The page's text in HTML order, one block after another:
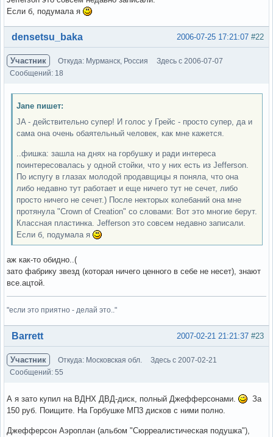
Если б, подумала я
Вне форума #22
2006-07-25 17:21:07
densetsu_baka
Участник Откуда: Мурманск, Россия
Здесь с 2006-07-07
Сообщений: 18
Jane пишет:
JA - действительно супер! И голос у Грейс - просто супер, да и
сама она очень обаятельный человек, как мне кажется.
..фишка: зашла на днях на горбушку и ради интереса
поинтересовалась у одной стойки, что у них есть из Jefferson.
По испугу в глазах молодой продавщицы я поняла, что она
либо недавно тут работает и еще ничего тут не сечет, либо
просто ничего не сечет.) После некторых колебаний она мне
протянула "Crown of Creation" со словами: Вот это многие берут.
Классная пластинка. Jefferson это совсем недавно записали.
Если б, подумала я
аж как-то обидно..(
зато фабрику звезд (которая ничего ценного в себе не несет), знают
все.ацтой.
"если это приятно - делай это.."
Вне форума #23
2007-02-21 21:21:37
Barrett
Участник Откуда: Московская обл.
Здесь с 2007-02-21
Сообщений: 55
А я зато купил на ВДНХ ДВД-диск, полный Джефферсонами.
За
150 руб. Поищите. На Горбушке МП3 дисков с ними полно.
Джефферсон Аэроплан (альбом "Сюрреалистическая подушка"),